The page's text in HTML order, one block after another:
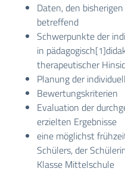
Daten, den
betreffend
Schwerpunkte der
in pädagogisch[1]
therapeutischer
Planung der
Bewertungskriterien
Evaluation der
erzielten Ergebnisse
eine möglichst
Schülers, der
Klasse Mittelschule